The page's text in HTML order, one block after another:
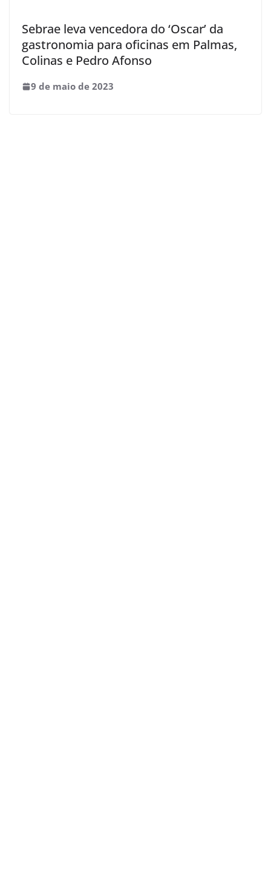
Sebrae leva vencedora do ‘Oscar’ da
gastronomia para oficinas em Palmas,
Colinas e Pedro Afonso
9 de maio de 2023